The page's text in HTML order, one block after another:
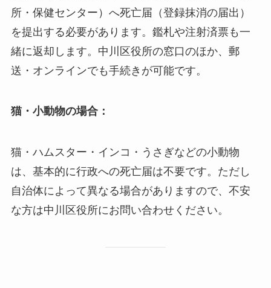
所・保健センター）へ死亡届（登録抹消の届出）
を提出する必要があります。鑑札や注射済票も一
緒に返却します。中川区役所の窓口のほか、郵
送・オンラインでも手続きが可能です。
猫・小動物の場合：
猫・ハムスター・インコ・うさぎなどの小動物
は、基本的に行政への死亡届は不要です。ただし
自治体によって異なる場合がありますので、不安
な方は中川区役所にお問い合わせください。